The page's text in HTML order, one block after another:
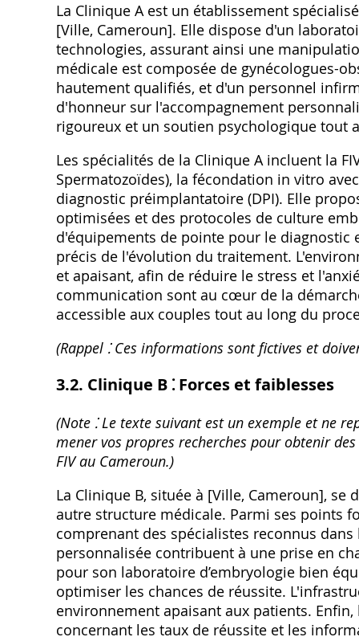
La Clinique A est un établissement
[Ville‚ Cameroun]. Elle dispose d'un
technologies‚ assurant ainsi une
médicale est composée de gynécologues-
hautement qualifiés‚ et d'un personnel
d'honneur sur l'accompagnement
rigoureux et un soutien psychologique tout
Les spécialités de la Clinique A incluent la
Spermatozoïdes)‚ la fécondation in vitro
diagnostic préimplantatoire (DPI). Elle
optimisées et des protocoles de culture
d'équipements de pointe pour le diagnostic
précis de l'évolution du traitement.
et apaisant‚ afin de réduire le stress et
communication sont au cœur de la
accessible aux couples tout au long du
(Rappel ⁚ Ces informations sont fictives et
3.2. Clinique B ⁚ Forces et faiblesses
(Note ⁚ Le texte suivant est un exemple et ne
mener vos propres recherches pour obtenir
FIV au Cameroun.)
La Clinique B‚ située à [Ville‚ Cameroun]‚
autre structure médicale. Parmi ses points
comprenant des spécialistes reconnus
personnalisée contribuent à une prise en
pour son laboratoire d’embryologie bien
optimiser les chances de réussite.
environnement apaisant aux patients.
concernant les taux de réussite et les